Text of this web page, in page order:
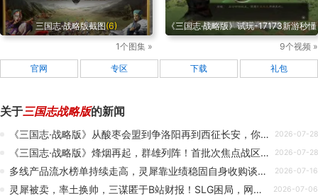
三国志·战略版截图(6)
1个图集 »
《三国志·战略版》试玩-17173新游秒懂
9个视频 »
官网 专区 下载 礼包
关于三国志战略版的新闻
《三国志·战略版》从酸枣会盟到争洛阳再到西征长安，你会加入董卓阵营吗？ 2026-07-28
《三国志·战略版》烽烟再起，群雄列阵！首批次焦点战区局势全面铺开 2026-07-28
多线产品流水榜单持续走高，灵犀靠业绩稳固自身收购谈判估值筹码 2026-07-16
灵犀被卖，率土换帅，三谋匿于B站财报！SLG困局，网易先交付一份答卷？ 2026-07-06